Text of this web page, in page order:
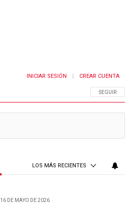
SIGA ESTA
SEGUIR
INICIAR SESIÓN CREAR CUENTA
LOS MÁS RECIENTES
16 DE MAYO DE 2026